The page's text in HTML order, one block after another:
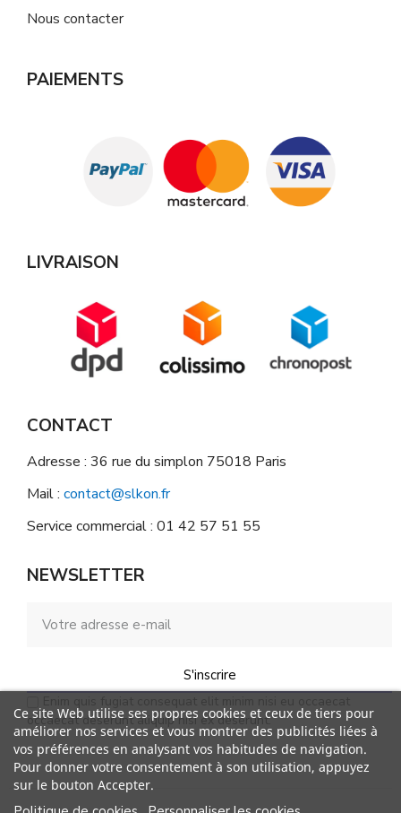
Nous contacter
Ce site Web utilise ses propres cookies et ceux de tiers pour
améliorer nos services et vous montrer des publicités liées à
vos préférences en analysant vos habitudes de navigation.
Pour donner votre consentement à son utilisation, appuyez
sur le bouton Accepter.
PAIEMENTS
LIVRAISON
CONTACT
Adresse : 36 rue du simplon 75018 Paris
Mail : contact@slkon.fr
Service commercial : 01 42 57 51 55
NEWSLETTER
S'inscrire
occaecat deserunt aliquip nisi ex deserunt.